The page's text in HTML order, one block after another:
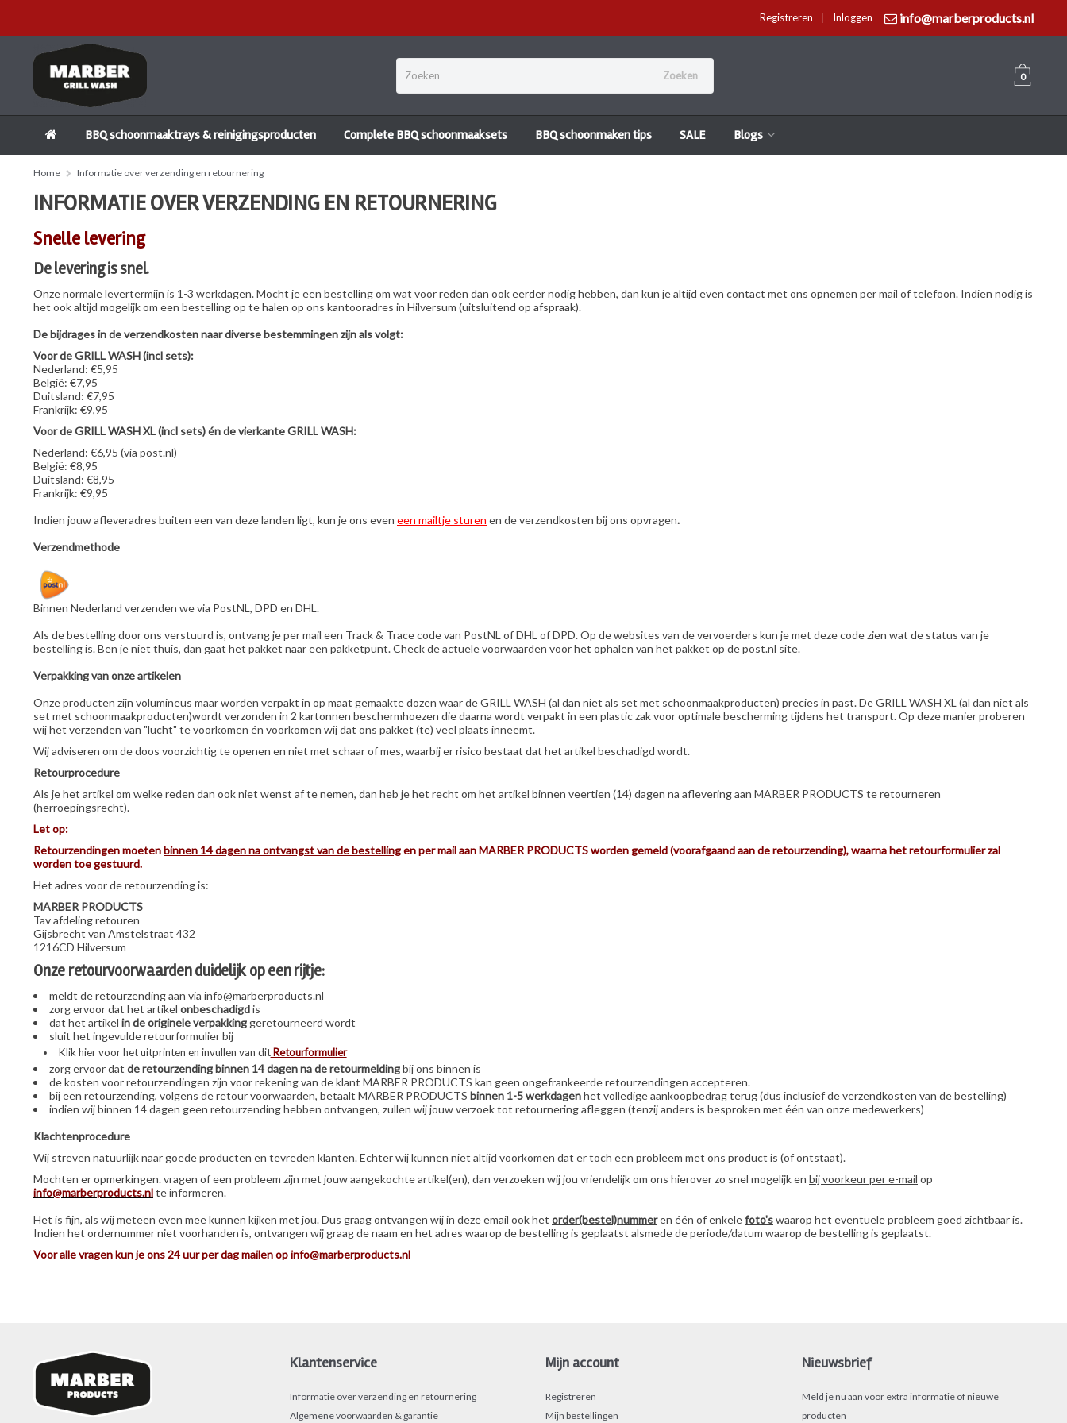
info@marberproducts.nl
Inloggen
Registreren
Zoeken 0
BBQ schoonmaaktrays & reinigingsproducten Complete BBQ schoonmaaksets BBQ schoonmaken tips SALE Blogs
Home Informatie over verzending en retournering
INFORMATIE OVER VERZENDING EN RETOURNERING
Snelle levering
De levering is snel.
Onze normale levertermijn is 1-3 werkdagen. Mocht je een bestelling om wat voor reden dan ook eerder nodig hebben, dan kun je altijd even contact met ons opnemen per mail of telefoon. Indien nodig is
het ook altijd mogelijk om een bestelling op te halen op ons kantooradres in Hilversum (uitsluitend op afspraak).
De bijdrages in de verzendkosten naar diverse bestemmingen zijn als volgt:
Voor de GRILL WASH (incl sets):
Nederland: €5,95
België: €7,95
Duitsland: €7,95
Frankrijk: €9,95
Voor de GRILL WASH XL (incl sets) én de vierkante GRILL WASH:
Nederland: €6,95 (via post.nl)
België: €8,95
Duitsland: €8,95
Frankrijk: €9,95
Indien jouw afleveradres buiten een van deze landen ligt, kun je ons even een mailtje sturen en de verzendkosten bij ons opvragen.
Verzendmethode
Binnen Nederland verzenden we via PostNL, DPD en DHL.
Als de bestelling door ons verstuurd is, ontvang je per mail een Track & Trace code van PostNL of DHL of DPD. Op de websites van de vervoerders kun je met deze code zien wat de status van je
bestelling is. Ben je niet thuis, dan gaat het pakket naar een pakketpunt. Check de actuele voorwaarden voor het ophalen van het pakket op de post.nl site.
Verpakking van onze artikelen
Onze producten zijn volumineus maar worden verpakt in op maat gemaakte dozen waar de GRILL WASH (al dan niet als set met schoonmaakproducten) precies in past. De GRILL WASH XL (al dan niet als
set met schoonmaakproducten)wordt verzonden in 2 kartonnen beschermhoezen die daarna wordt verpakt in een plastic zak voor optimale bescherming tijdens het transport. Op deze manier proberen
wij het verzenden van "lucht" te voorkomen én voorkomen wij dat ons pakket (te) veel plaats inneemt.
Wij adviseren om de doos voorzichtig te openen en niet met schaar of mes, waarbij er risico bestaat dat het artikel beschadigd wordt.
Retourprocedure
Als je het artikel om welke reden dan ook niet wenst af te nemen, dan heb je het recht om het artikel binnen veertien (14) dagen na aflevering aan MARBER PRODUCTS te retourneren
(herroepingsrecht).
Let op:
Retourzendingen moetenbinnen 14 dagen na ontvangst van de bestellingen per mail aan MARBER PRODUCTS worden gemeld (voorafgaand aan de retourzending), waarna het retourformulier zal
worden toe gestuurd.
Het adres voor de retourzending is:
MARBER PRODUCTS
Tav afdeling retouren
Gijsbrecht van Amstelstraat 432
1216CD Hilversum
Onze retourvoorwaarden duidelijk op een rijtje:
meldt de retourzending aan via info@marberproducts.nl
zorg ervoor dat het artikel onbeschadigdis
dat het artikel in de originele verpakking geretourneerd wordt
sluit het ingevulde retourformulier bij
Klik hier voor het uitprinten en invullen van ditRetourformulier
zorg ervoor dat de retourzending binnen 14 dagen na de retourmeldingbij ons binnen is
de kosten voor retourzendingen zijn voor rekening van de klant MARBER PRODUCTS kan geen ongefrankeerde retourzendingen accepteren.
bij een retourzending, volgens de retour voorwaarden, betaalt MARBER PRODUCTS binnen 1-5 werkdagenhet volledige aankoopbedrag terug (dus inclusief de verzendkosten van de bestelling)
indien wij binnen 14 dagen geen retourzending hebben ontvangen, zullen wij jouw verzoek tot retournering afleggen (tenzij anders is besproken met één van onze medewerkers)
Klachtenprocedure
Wij streven natuurlijk naar goede producten en tevreden klanten. Echter wij kunnen niet altijd voorkomen dat er toch een probleem met ons product is (of ontstaat).
Mochten er opmerkingen. vragen of een probleem zijn met jouw aangekochte artikel(en), dan verzoeken wij jou vriendelijk om ons hierover zo snel mogelijk en bij voorkeur per e-mail op
info@marberproducts.nlte informeren.
Het is fijn, als wij meteen even mee kunnen kijken met jou. Dus graag ontvangen wij in deze email ook het order(bestel)nummeren één of enkelefoto'swaarop het eventuele probleem goed zichtbaar is.
Indien het ordernummer niet voorhanden is, ontvangen wij graag de naam en het adres waarop de bestelling is geplaatst alsmede de periode/datum waarop de bestelling is geplaatst.
Voor alle vragen kun je ons 24 uur per dag mailen opinfo@marberproducts.nl
Klantenservice
Informatie over verzending en retournering
Algemene voorwaarden & garantie
Mijn account
Registreren
Mijn bestellingen
Nieuwsbrief
Meld je nu aan voor extra informatie of nieuwe
producten